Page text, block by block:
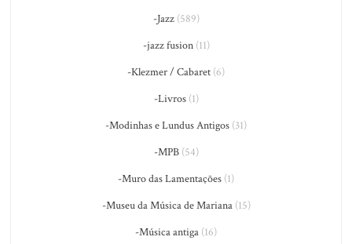
-Jazz(589)
-jazz fusion(11)
-Klezmer / Cabaret (6)
-Livros(1)
-Modinhas e Lundus Antigos (31)
-MPB(54)
-Muro das Lamentações (1)
-Museu da Música de Mariana(15)
-Música antiga (16)